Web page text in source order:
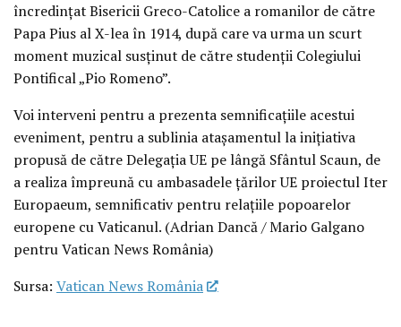
încredințat Bisericii Greco-Catolice a romanilor de către
Papa Pius al X-lea în 1914, după care va urma un scurt
moment muzical susținut de către studenții Colegiului
Pontifical „Pio Romeno”.
Voi interveni pentru a prezenta semnificațiile acestui
eveniment, pentru a sublinia atașamentul la inițiativa
propusă de către Delegația UE pe lângă Sfântul Scaun, de
a realiza împreună cu ambasadele țărilor UE proiectul Iter
Europaeum, semnificativ pentru relațiile popoarelor
europene cu Vaticanul. (Adrian Dancă / Mario Galgano
pentru Vatican News România)
Sursa: Vatican News România